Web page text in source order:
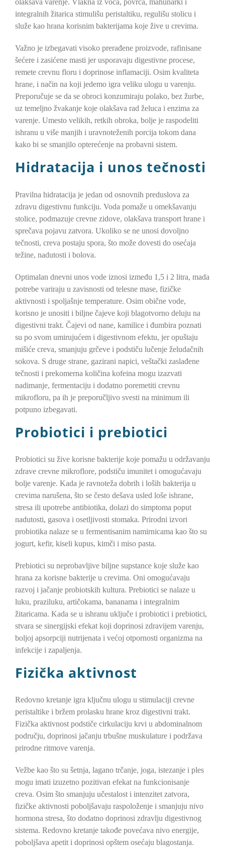
olakšava varenje. Vlakna iz voća, povrća, mahunarki i
integralnih žitarica stimulišu peristaltiku, regulišu stolicu i
služe kao hrana korisnim bakterijama koje žive u crevima.
Važno je izbegavati visoko prerađene proizvode, rafinisane
šećere i zasićene masti jer usporavaju digestivne procese,
remete crevnu floru i doprinose inflamaciji. Osim kvaliteta
hrane, i način na koji jedemo igra veliku ulogu u varenju.
Preporučuje se da se obroci konzumiraju polako, bez žurbe,
uz temeljno žvakanje koje olakšava rad želuca i enzima za
varenje. Umesto velikih, retkih obroka, bolje je raspodeliti
ishranu u više manjih i uravnoteženih porcija tokom dana
kako bi se smanjilo opterećenje na probavni sistem.
Hidratacija i unos tečnosti
Pravilna hidratacija je jedan od osnovnih preduslova za
zdravu digestivnu funkciju. Voda pomaže u omekšavanju
stolice, podmazuje crevne zidove, olakšava transport hrane i
sprečava pojavu zatvora. Ukoliko se ne unosi dovoljno
tečnosti, creva postaju spora, što može dovesti do osećaja
težine, nadutosti i bolova.
Optimalan dnevni unos vode iznosi između 1,5 i 2 litra, mada
potrebe variraju u zavisnosti od telesne mase, fizičke
aktivnosti i spoljašnje temperature. Osim obične vode,
korisno je unositi i biljne čajeve koji blagotvorno deluju na
digestivni trakt. Čajevi od nane, kamilice i đumbira poznati
su po svom umirujućem i digestivnom efektu, jer opuštaju
mišiće creva, smanjuju grčeve i podstiču lučenje želudačnih
sokova. S druge strane, gazirani napici, veštački zaslađene
tečnosti i prekomerna količina kofeina mogu izazvati
nadimanje, fermentaciju i dodatno poremetiti crevnu
mikrofloru, pa ih je preporučljivo svesti na minimum ili
potpuno izbegavati.
Probiotici i prebiotici
Probiotici su žive korisne bakterije koje pomažu u održavanju
zdrave crevne mikroflore, podstiču imunitet i omogućavaju
bolje varenje. Kada je ravnoteža dobrih i loših bakterija u
crevima narušena, što se često dešava usled loše ishrane,
stresa ili upotrebe antibiotika, dolazi do simptoma poput
nadutosti, gasova i osetljivosti stomaka. Prirodni izvori
probiotika nalaze se u fermentisanim namirnicama kao što su
jogurt, kefir, kiseli kupus, kimči i miso pasta.
Prebiotici su neprobavljive biljne supstance koje služe kao
hrana za korisne bakterije u crevima. Oni omogućavaju
razvoj i jačanje probiotskih kultura. Prebiotici se nalaze u
luku, praziluku, artičokama, bananama i integralnim
žitaricama. Kada se u ishranu uključe i probiotici i prebiotici,
stvara se sinergijski efekat koji doprinosi zdravijem varenju,
boljoj apsorpciji nutrijenata i većoj otpornosti organizma na
infekcije i zapaljenja.
Fizička aktivnost
Redovno kretanje igra ključnu ulogu u stimulaciji crevne
peristaltike i bržem prolasku hrane kroz digestivni trakt.
Fizička aktivnost podstiče cirkulaciju krvi u abdominalnom
području, doprinosi jačanju trbušne muskulature i podržava
prirodne ritmove varenja.
Vežbe kao što su šetnja, lagano trčanje, joga, istezanje i ples
mogu imati izuzetno pozitivan efekat na funkcionisanje
creva. Osim što smanjuju učestalost i intenzitet zatvora,
fizičke aktivnosti poboljšavaju raspoloženje i smanjuju nivo
hormona stresa, što dodatno doprinosi zdravlju digestivnog
sistema. Redovno kretanje takođe povećava nivo energije,
poboljšava apetit i doprinosi opštem osećaju blagostanja.